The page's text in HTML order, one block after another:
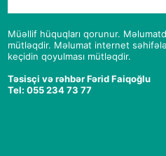
Müəllif hüquqları qorunur.
mütləqdir. Məlumat internet
keçidin qoyulması mütləqdir.
Təsisçi və rəhbər Fərid Faiqoğlu
Tel: 055 234 73 77